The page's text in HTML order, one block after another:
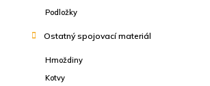
Podložky
Ostatný spojovací materiál
Hmoždiny
Kotvy